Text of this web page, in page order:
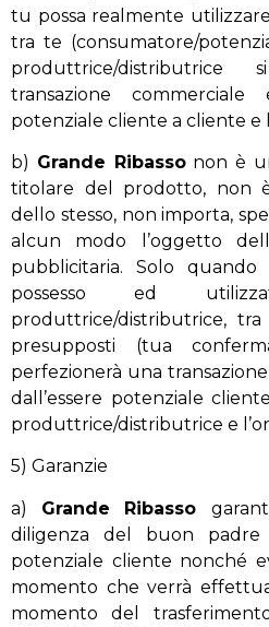
tu possa realmente
tra te (consumatore/
produttrice/distributrice
transazione commerciale
potenziale cliente a cliente e
b) Grande Ribassonon è
titolare del prodotto, non
dello stesso, non importa,
alcun modo l’oggetto
pubblicitaria. Solo
possesso ed
produttrice/distributrice,
presupposti (tua
perfezionerà una
dall’essere potenziale
produttrice/distributrice e
5) Garanzie
a) Grande Ribasso
diligenza del buon
potenziale cliente nonché
momento che verrà
momento del